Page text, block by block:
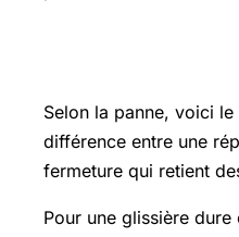
Selon la panne, voici
différence entre une
fermeture qui retient
Pour une glissière